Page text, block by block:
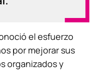
el esfuerzo
por mejorar sus
organizados y